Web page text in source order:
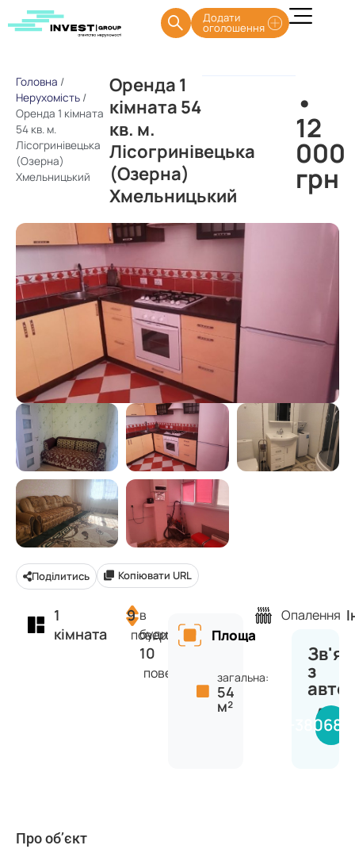
Додати
оголошення
Головна /
Нерухомість /
Оренда 1 кімната
54 кв. м.
Лісогринівецька
(Озерна)
Хмельницький
Оренда 1
кімната 54
кв. м.
Лісогринівецька
(Озерна)
Хмельницький
•
12
000
грн
Поділитись Копіювати URL
1
кімната
9
поверх
в
будинку
10
поверхів
Площа
загальна:
54
м²
Опалення
з
Про об’єкт